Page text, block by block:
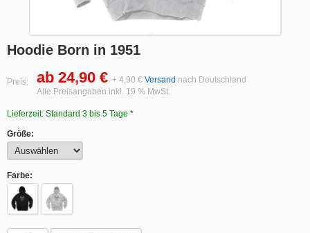
Hoodie Born in 1951
Preis: ab 24,90 € + 4,90 € Versand nach Deutschland
Alle Preisangaben inkl. 19 % MwSt.
Lieferzeit: Standard 3 bis 5 Tage *
Größe:
Farbe: